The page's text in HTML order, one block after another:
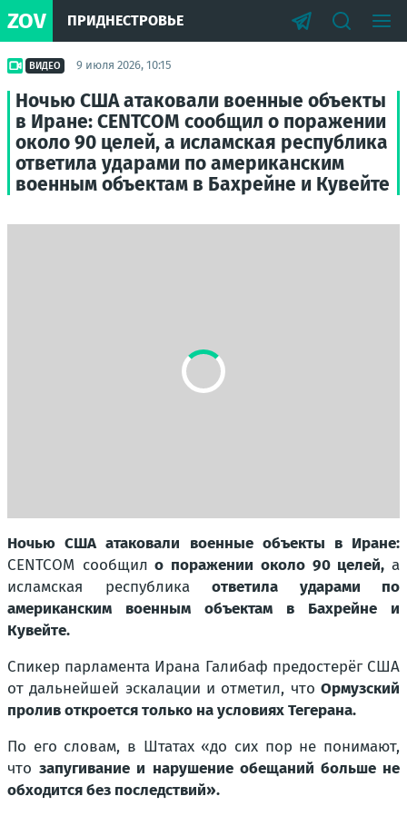
ZOV ПРИДНЕСТРОВЬЕ
ВИДЕО 9 июля 2026, 10:15
Ночью США атаковали военные объекты
в Иране: CENTCOM сообщил о поражении
около 90 целей, а исламская республика
ответила ударами по американским
военным объектам в Бахрейне и Кувейте
Ночью США атаковали военные объекты в Иране:
CENTCOM сообщил о поражении около 90 целей,а
исламская республика ответила ударами по
американским военным объектам в Бахрейне и
Кувейте.
Спикер парламента Ирана Галибаф предостерёг США
от дальнейшей эскалации и отметил, что Ормузский
пролив откроется только на условиях Тегерана.
По его словам, в Штатах «до сих пор не понимают,
чтозапугивание и нарушение обещаний больше не
обходится без последствий».